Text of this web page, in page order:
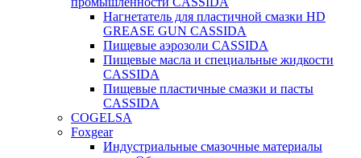
Нагнетатель для пластичной смазки HD
GREASE GUN CASSIDA
Пищевые аэрозоли CASSIDA
Пищевые масла и специальные жидкости
CASSIDA
Пищевые пластичные смазки и пасты
CASSIDA
COGELSA
Foxgear
Индустриальные смазочные материалы